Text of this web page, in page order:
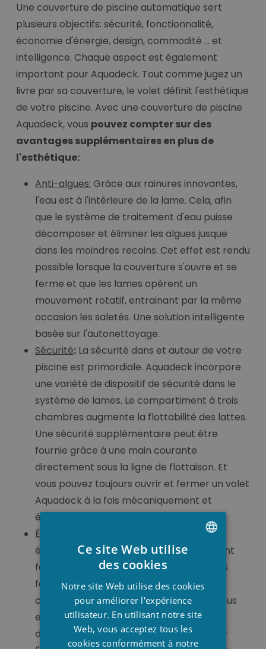
Une couverture de piscine automatique sert
plusieurs objectifs: sécurité, fonctionnalité,
économie d'énergie, design, commodité ... et
intelligence. Chaque aspect est également
important pour Aquadeck. Tout comme jugez un
livre par sa couverture, le volet définit l'esthétique
de votre piscine. Avec une couverture de piscine
Aquadeck, vous pouvez compter sur des
avantages supplémentaires en plus de
l'esthétique:
Anti-algues: Grâce aux rainures innovantes,
l'eau est à l'intérieure de la lame. Cela, afin
que le système de traitement d'eau puisse
décomposer et éliminer les algues jusque
dans les moindres recoins. Cet effet est rendu
possible lorsque la couverture s'ouvre et se
ferme et que les lames opèrent un
mouvement rotatif, entrainant par la même
occasion les saletés. Une solution intelligente
basée sur l'autonettoyage.
Sécurité: La sécurité dans et autour de votre
piscine est primordiale. Aquadeck incorpore
une variété de dispositif de sécurité dans le
système de lames. Le compartiment à trois
chambres augmente la flottabilité des lattes.
Une sécurité supplémentaire peut être
fournie grâce à une main courante
directement sous la ligne de flottaison. Et
vous pouvez toujours ouvrir et fermer un volet
Aquadeck à la fois mécaniquement et
électriquement.
Étanchéité automatisée
élégante grâce à Aquadeck les volets sont
faits de lames de haute qualité. Les lames
forment un coffre-fort, élégant et une
couverture durable pour votre bassin. Nous
employons une méthode innovante
d'étanchéité automatisée pour minimiser
ENGLISH
Ce site Web utilise
des cookies
Notre site Web utilise des cookies
pour améliorer l'expérience
utilisateur. En utilisant notre site
Web, vous acceptez tous les
cookies conformément à notre